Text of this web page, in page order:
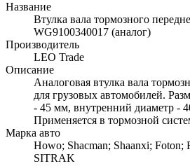
Название
Втулка вала тормозного
WG9100340017 (аналог)
Производитель
LEO Trade
Описание
Аналоговая втулка вала
для грузовых автомобилей.
- 45 мм, внутренний диаметр -
Применяется в тормозной
Марка авто
Howo; Shacman; Shaanxi;
SITRAK